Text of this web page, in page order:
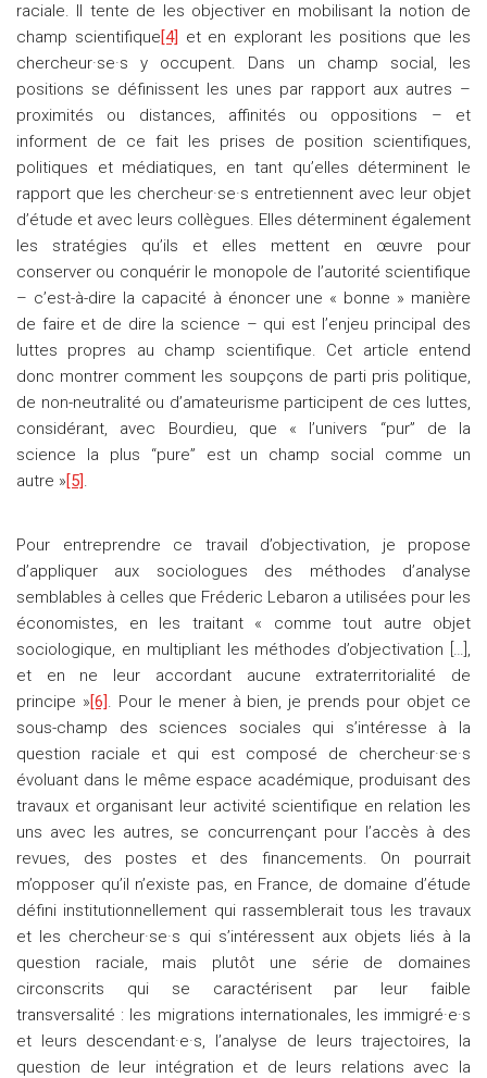
raciale. Il tente de les objectiver en mobilisant la notion de
champ scientifique[4] et en explorant les positions que les
chercheur·se·s y occupent. Dans un champ social, les
positions se définissent les unes par rapport aux autres –
proximités ou distances, affinités ou oppositions – et
informent de ce fait les prises de position scientifiques,
politiques et médiatiques, en tant qu’elles déterminent le
rapport que les chercheur·se·s entretiennent avec leur objet
d’étude et avec leurs collègues. Elles déterminent également
les stratégies qu’ils et elles mettent en œuvre pour
conserver ou conquérir le monopole de l’autorité scientifique
– c’est-à-dire la capacité à énoncer une « bonne » manière
de faire et de dire la science – qui est l’enjeu principal des
luttes propres au champ scientifique. Cet article entend
donc montrer comment les soupçons de parti pris politique,
de non-neutralité ou d’amateurisme participent de ces luttes,
considérant, avec Bourdieu, que « l’univers “pur” de la
science la plus “pure” est un champ social comme un
autre »[5].
Pour entreprendre ce travail d’objectivation, je propose
d’appliquer aux sociologues des méthodes d’analyse
semblables à celles que Fréderic Lebaron a utilisées pour les
économistes, en les traitant « comme tout autre objet
sociologique, en multipliant les méthodes d’objectivation […],
et en ne leur accordant aucune extraterritorialité de
principe »[6]. Pour le mener à bien, je prends pour objet ce
sous-champ des sciences sociales qui s’intéresse à la
question raciale et qui est composé de chercheur·se·s
évoluant dans le même espace académique, produisant des
travaux et organisant leur activité scientifique en relation les
uns avec les autres, se concurrençant pour l’accès à des
revues, des postes et des financements. On pourrait
m’opposer qu’il n’existe pas, en France, de domaine d’étude
défini institutionnellement qui rassemblerait tous les travaux
et les chercheur·se·s qui s’intéressent aux objets liés à la
question raciale, mais plutôt une série de domaines
circonscrits qui se caractérisent par leur faible
transversalité : les migrations internationales, les immigré·e·s
et leurs descendant·e·s, l’analyse de leurs trajectoires, la
question de leur intégration et de leurs relations avec la